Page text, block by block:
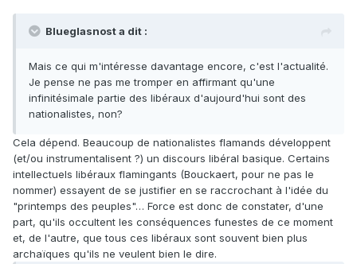
Blueglasnost a dit :
Mais ce qui m'intéresse davantage encore, c'est l'actualité.
Je pense ne pas me tromper en affirmant qu'une
infinitésimale partie des libéraux d'aujourd'hui sont des
nationalistes, non?
Cela dépend. Beaucoup de nationalistes flamands développent
(et/ou instrumentalisent ?) un discours libéral basique. Certains
intellectuels libéraux flamingants (Bouckaert, pour ne pas le
nommer) essayent de se justifier en se raccrochant à l'idée du
"printemps des peuples"… Force est donc de constater, d'une
part, qu'ils occultent les conséquences funestes de ce moment
et, de l'autre, que tous ces libéraux sont souvent bien plus
archaïques qu'ils ne veulent bien le dire.